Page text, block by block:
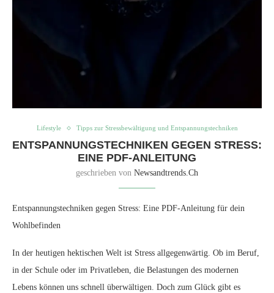
Lifestyle Tipps zur Stressbewältigung und Entspannungstechniken
ENTSPANNUNGSTECHNIKEN GEGEN STRESS:
EINE PDF-ANLEITUNG
geschrieben von Newsandtrends.ch
Entspannungstechniken gegen Stress: Eine PDF-Anleitung für dein
Wohlbefinden
In der heutigen hektischen Welt ist Stress allgegenwärtig. Ob im Beruf,
in der Schule oder im Privatleben, die Belastungen des modernen
Lebens können uns schnell überwältigen. Doch zum Glück gibt es